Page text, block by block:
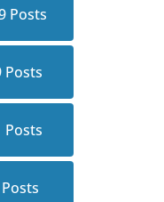
Posts
Posts
Posts
Posts